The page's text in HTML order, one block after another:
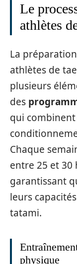
Le
athlètes
La
athlètes de
plusieurs
des
qui combinent
Chaque
entre 25 et
garantissant
leurs
tatami.
physique